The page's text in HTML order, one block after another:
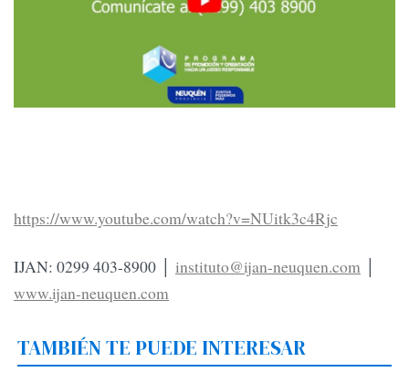
https://www.youtube.com/watch?v=NUitk3c4Rjc
IJAN: 0299 403-8900 │ instituto@ijan-neuquen.com
www.ijan-neuquen.com
TAMBIÉN TE PUEDE INTERESAR